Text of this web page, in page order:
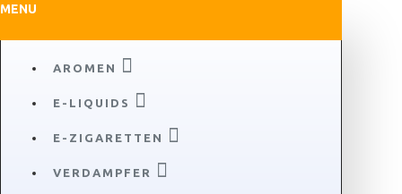
MENU
AROMEN
E-LIQUIDS
E-ZIGARETTEN
VERDAMPFER